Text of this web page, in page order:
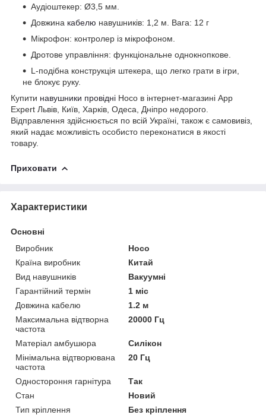
Аудіоштекер: Ø3,5 мм.
Довжина кабелю навушників: 1,2 м. Вага: 12 г
Мікрофон: контролер із мікрофоном.
Дротове управління: функціональне однокнопкове.
L-подібна конструкція штекера, що легко грати в ігри,
не блокує руку.
Купити навушники провідні Hoco в інтернет-магазині App
Expert Львів, Київ, Харків, Одеса, Дніпро недорого.
Відправлення здійснюється по всій Україні, також є самовивіз,
який надає можливість особисто переконатися в якості
товару.
Приховати
Характеристики
Основні
Виробник
Hoco
Країна виробник
Китай
Вид навушників
Вакуумні
Гарантійний термін
1 міс
Довжина кабелю
1.2 м
Максимальна відтворна
частота
20000 Гц
Матеріал амбушюра
Силікон
Мінімальна відтворювана
частота
20 Гц
Одностороння гарнітура
Так
Стан
Новий
Тип кріплення
Без кріплення